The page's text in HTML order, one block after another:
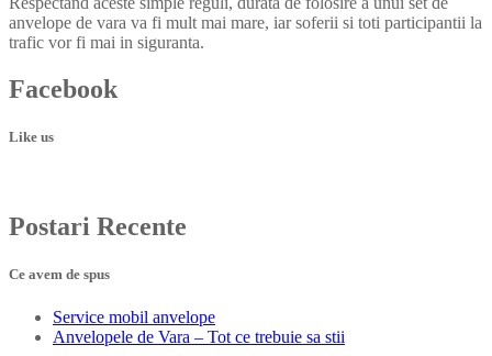
anvelope de vara va fi mult mai mare, iar soferii si toti participantii la
trafic vor fi mai in siguranta.
Facebook
Like us
Postari Recente
Ce avem de spus
Service mobil anvelope
Anvelopele de Vara – Tot ce trebuie sa stii